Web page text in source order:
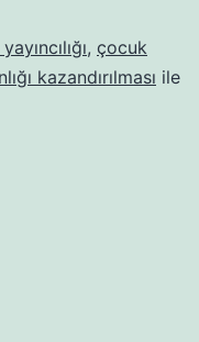
, çocuk
kazandırılması ile